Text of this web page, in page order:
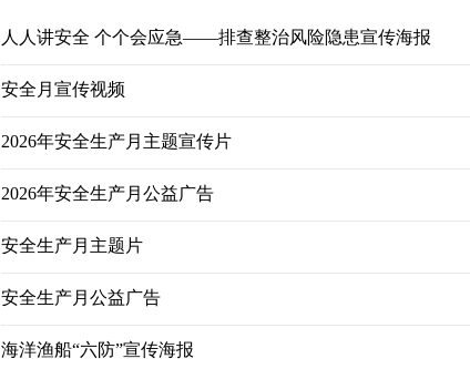
公 示
辽宁省农业农村厅所属事业单位2026年面...
关于公布辽宁省农业农村厅所属事业单位...
辽宁省农业农村厅所属事业单位2026年面...
关于开展《辽宁省黑土地保护条例》 问卷...
关于征求《辽丹黑猪饲养技术规程》等3项...
渔业行政处罚案件结果公示
人人讲安全 个个会应急——排查整治风险隐患宣传海报
安全月宣传视频
2026年安全生产月主题宣传片
2026年安全生产月公益广告
安全生产月主题片
安全生产月公益广告
海洋渔船“六防”宣传海报